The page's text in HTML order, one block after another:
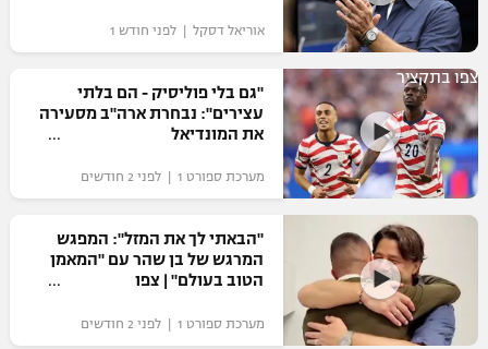
תוצאות
לוח שידורים
ברחבה
"מעל הליגה" – פודקאסט
"מחצית בשכונה" – פודקאסט
הפועל תל אביב
הפועל חיפה
הפועל באר שבע
מכבי נתניה
בני יהודה
ליגה הולנדית
ליגה סינית
ליגה ברזילאית
ליגות נוספות
דני אבדיה
שחייה
ג'ודו
אגרוף
ספורט אולימפי
היאבקות WWE
אופניים
אוריאל דסקל | לפני חודש 1
צפו בתקציר
"גם בלי פוליסיק - הם בלתי
עצירים": נבחרת ארה"ב מסעירה
את המונדיאל
מערכת ספורט 1 | לפני 2 חודשים
"הבאתי לך את המזל": המפגש
המרגש של בן שהר עם "המאמן
הטוב בעולם" | צפו
מערכת ספורט 1 | לפני 2 חודשים